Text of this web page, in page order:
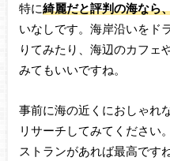
特に綺麗だと評判の海なら
いなしです。海岸沿いをド
りてみたり、海辺のカフェ
みてもいいですね。
事前に海の近くにおしゃれ
リサーチしてみてください
ストランがあれば最高ですね